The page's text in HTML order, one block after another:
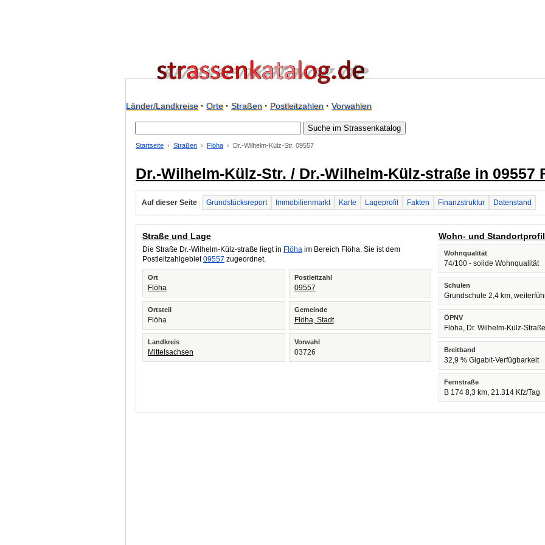
Länder/Landkreise· Orte· Straßen· Postleitzahlen· Vorwahlen
Startseite Straßen Flöha Dr.-Wilhelm-Külz-Str. 09557
Dr.-Wilhelm-Külz-Str. / Dr.-Wilhelm-Külz-straße in 09557
Auf dieser Seite Grundstücksreport Immobilienmarkt Karte Lageprofil Fakten Finanzstruktur Datenstand
Straße und Lage
Die Straße Dr.-Wilhelm-Külz-straße liegt in Flöha im Bereich Flöha. Sie ist dem
Postleitzahlgebiet09557 zugeordnet.
Ort
Flöha
Postleitzahl
09557
Ortsteil
Flöha
Gemeinde
Flöha, Stadt
Landkreis
Mittelsachsen
Vorwahl
03726
Wohn- und Standortprofil
Wohnqualität
74/100 - solide Wohnqualität
Schulen
Grundschule 2,4 km,
ÖPNV
Flöha, Dr. Wilhelm-Külz-
Breitband
32,9 % Gigabit-Verfügbarkeit
Fernstraße
B 174 8,3 km, 21.314 Kfz/Tag